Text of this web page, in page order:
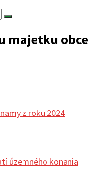
majetku
z roku 2024
územného konania